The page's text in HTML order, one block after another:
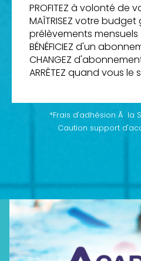
PROFITEZ à volonté de
MAÎTRISEZ votre
prélèvements mensuels
BÉNÉFICIEZ d'un
CHANGEZ
ARRÊTEZ quand vous le
*Frais d'adhésion Ã la
Caution support